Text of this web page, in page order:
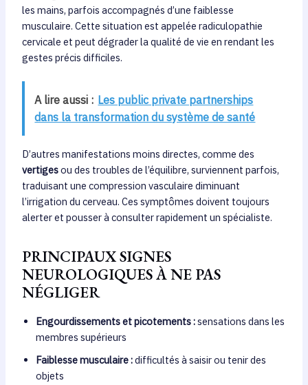
les mains, parfois accompagnés d’une faiblesse
musculaire. Cette situation est appelée radiculopathie
cervicale et peut dégrader la qualité de vie en rendant les
gestes précis difficiles.
A lire aussi : Les public private partnerships
dans la transformation du système de santé
D’autres manifestations moins directes, comme des
vertigesou des troubles de l’équilibre, surviennent parfois,
traduisant une compression vasculaire diminuant
l’irrigation du cerveau. Ces symptômes doivent toujours
alerter et pousser à consulter rapidement un spécialiste.
PRINCIPAUX SIGNES
NEUROLOGIQUES À NE PAS
NÉGLIGER
Engourdissements et picotements :sensations dans les
membres supérieurs
Faiblesse musculaire :difficultés à saisir ou tenir des
objets